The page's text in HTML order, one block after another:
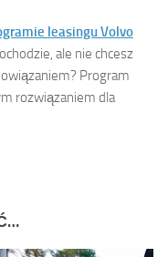
leasingu Volvo
ale nie chcesz
Program
rozwiązaniem dla